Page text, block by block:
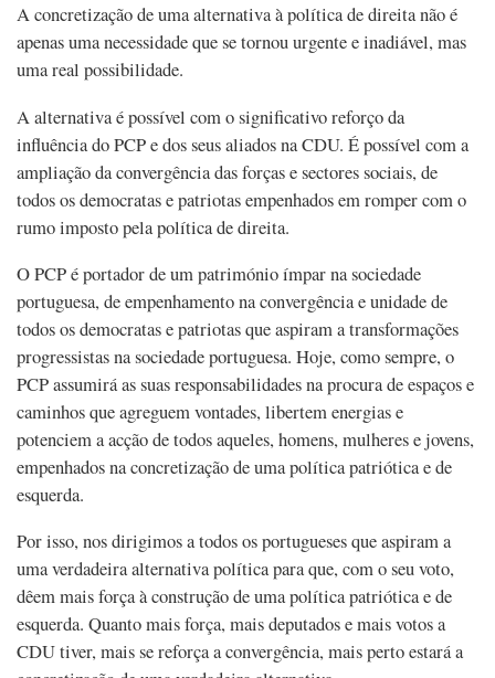
A concretização de uma alternativa à política de direita não é
apenas uma necessidade que se tornou urgente e inadiável, mas
uma real possibilidade.
A alternativa é possível com o significativo reforço da
influência do PCP e dos seus aliados na CDU. É possível com a
ampliação da convergência das forças e sectores sociais, de
todos os democratas e patriotas empenhados em romper com o
rumo imposto pela política de direita.
O PCP é portador de um património ímpar na sociedade
portuguesa, de empenhamento na convergência e unidade de
todos os democratas e patriotas que aspiram a transformações
progressistas na sociedade portuguesa. Hoje, como sempre, o
PCP assumirá as suas responsabilidades na procura de espaços e
caminhos que agreguem vontades, libertem energias e
potenciem a acção de todos aqueles, homens, mulheres e jovens,
empenhados na concretização de uma política patriótica e de
esquerda.
Por isso, nos dirigimos a todos os portugueses que aspiram a
uma verdadeira alternativa política para que, com o seu voto,
dêem mais força à construção de uma política patriótica e de
esquerda. Quanto mais força, mais deputados e mais votos a
CDU tiver, mais se reforça a convergência, mais perto estará a